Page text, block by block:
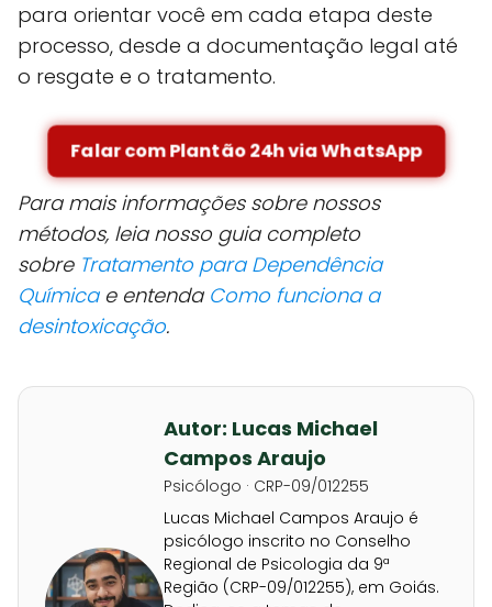
para orientar você em cada etapa deste
processo, desde a documentação legal até
o resgate e o tratamento.
Falar com Plantão 24h via WhatsApp
Para mais informações sobre nossos
métodos, leia nosso guia completo
sobre Tratamento para Dependência
Químicae entenda Como funciona a
desintoxicação.
Autor: Lucas Michael
Campos Araujo
Psicólogo · CRP-09/012255
Lucas Michael Campos Araujo é
psicólogo inscrito no Conselho
Regional de Psicologia da 9ª
Região (CRP-09/012255), em Goiás.